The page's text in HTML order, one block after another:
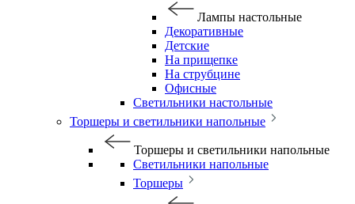
Лампы настольные
Декоративные
Детские
На прищепке
На струбцине
Офисные
Светильники настольные
Торшеры и светильники напольные
Торшеры и светильники напольные
Светильники напольные
Торшеры